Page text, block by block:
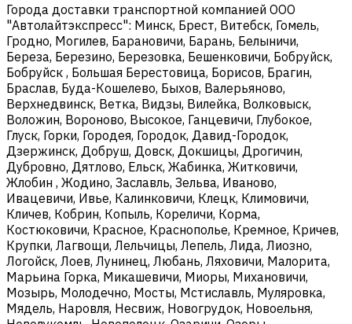
Города доставки транспортной компанией ООО
"Автолайтэкспресс": Минск, Брест, Витебск, Гомель,
Гродно, Могилев, Барановичи, Барань, Белыничи,
Береза, Березино, Березовка, Бешенковичи, Бобруйск,
Бобруйск , Большая Берестовица, Борисов, Брагин,
Браслав, Буда-Кошелево, Быхов, Валерьяново,
Верхнедвинск, Ветка, Видзы, Вилейка, Волковыск,
Воложин, Вороново, Высокое, Ганцевичи, Глубокое,
Глуск, Горки, Городея, Городок, Давид-Городок,
Дзержинск, Добруш, Довск, Докшицы, Дрогичин,
Дубровно, Дятлово, Ельск, Жабинка, Житковичи,
Жлобин , Жодино, Заславль, Зельва, Иваново,
Ивацевичи, Ивье, Калинковичи, Клецк, Климовичи,
Кличев, Кобрин, Копыль, Кореличи, Корма,
Костюковичи, Красное, Краснополье, Кремное, Кричев,
Крупки, Лагвощи, Лельчицы, Лепель, Лида, Лиозно,
Логойск, Лоев, Лунинец, Любань, Ляховичи, Малорита,
Марьина Горка, Микашевичи, Миоры, Михановичи,
Мозырь, Молодечно, Мосты, Мстиславль, Муляровка,
Мядель, Наровля, Несвиж, Новогрудок, Новоельня,